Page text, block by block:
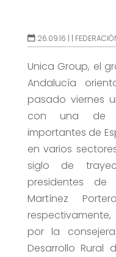
26.09.16 | |
Unica Group, el
Andalucía
pasado viernes
con una de
importantes de
en varios
siglo de
presidentes de
Martínez
por la
Desarrollo Rural